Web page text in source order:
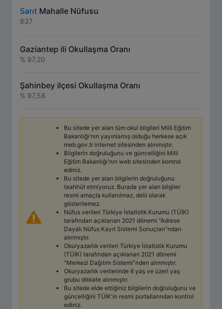
Sarıt Mahalle Nüfusu
837
Gaziantep ili Okullaşma Oranı
% 97,20
Şahinbey ilçesi Okullaşma Oranı
% 97,58
Bu sitede yer alan tüm okul bilgileri Milli Eğitim
Bakanlığı'nın yayınlamış olduğu herkese açık
meb.gov.tr internet sitesinden alınmıştır.
Bilgilerin doğruluğunu ve güncelliğini Milli
Eğitim Bakanlığı'nın web sitesinden kontrol
ediniz.
Bu sitede yer alan bilgilerin doğruluğunu
taahhüt etmiyoruz. Burada yer alan bilgiler
resmi amaçla kullanılmaz, delil olarak
gösterilemez.
Nüfus verileri Türkiye İstatistik Kurumu (TÜİK)
tarafından açıklanan 2021 dönemi "Adrese
Dayalı Nüfus Kayıt Sistemi Sonuçları"ndan
alınmıştır.
Okuryazarlık verileri Türkiye İstatistik Kurumu
(TÜİK) tarafından açıklanan 2021 dönemi
"Merkezi Dağıtım Sistemi"nden alınmıştır.
Okuryazarlık verilerinde 6 yaş ve üzeri yaş
grubu dikkate alınmıştır.
Bu sitede elde ettiğiniz bilgilerin doğruluğunu ve
güncelliğini TÜİK'in resmi portallarından kontrol
ediniz.